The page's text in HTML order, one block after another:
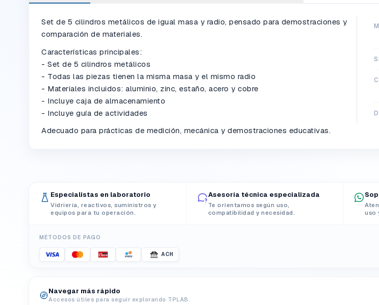
Set de 5 cilindros metálicos de igual masa y radio, pensado para demostraciones y
comparación de materiales.
Características principales:
- Set de 5 cilindros metálicos
- Todas las piezas tienen la misma masa y el mismo radio
- Materiales incluidos: aluminio, zinc, estaño, acero y cobre
- Incluye caja de almacenamiento
- Incluye guía de actividades
Adecuado para prácticas de medición, mecánica y demostraciones educativas.
Especialistas en laboratorio
Vidriería, reactivos, suministros y
equipos para tu operación.
Asesoría técnica especializada
Te orientamos según uso,
compatibilidad y necesidad.
uso
MÉTODOS DE PAGO
ACH
Navegar más rápido
Accesos útiles para seguir explorando TPLAB.